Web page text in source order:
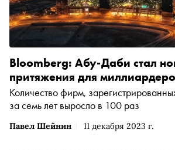
Павел Шейнин 11 декабря 2023 г.
Bloomberg: Абу-Даби стал
притяжения для
Количество фирм,
за семь лет выросло в 100 раз